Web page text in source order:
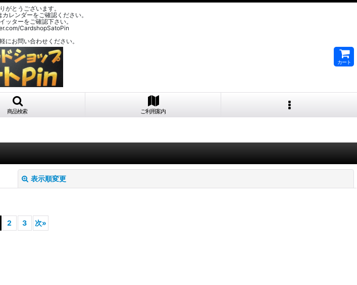
がとうございます。
レンダーをご確認ください。
ッターをご確認下さい。
CardshopSatoPin
にお問い合わせください。
カート
商品検索 ご利用案内
表示順変更
2 3 次»